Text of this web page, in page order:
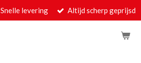
Snelle levering Altijd scherp geprijsd